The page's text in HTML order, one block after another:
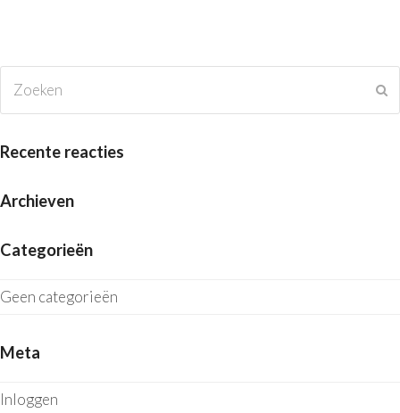
Recente reacties
Archieven
Categorieën
Geen categorieën
Meta
Inloggen